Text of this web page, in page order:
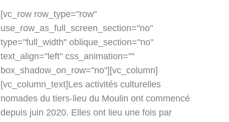
[vc_row row_type="row"
use_row_as_full_screen_section="no"
type="full_width" oblique_section="no"
text_align="left" css_animation=""
box_shadow_on_row="no"][vc_column]
[vc_column_text]Les activités culturelles
nomades du tiers-lieu du Moulin ont commencé
depuis juin 2020. Elles ont lieu une fois par